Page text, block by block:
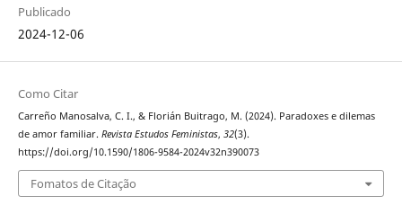
Publicado
2024-12-06
Como Citar
Carreño Manosalva, C. I., & Florián Buitrago, M. (2024). Paradoxes e dilemas
de amor familiar. Revista Estudos Feministas, 32(3).
https://doi.org/10.1590/1806-9584-2024v32n390073
Fomatos de Citação